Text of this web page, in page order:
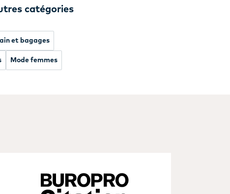
catégories
et bagages
Mode femmes